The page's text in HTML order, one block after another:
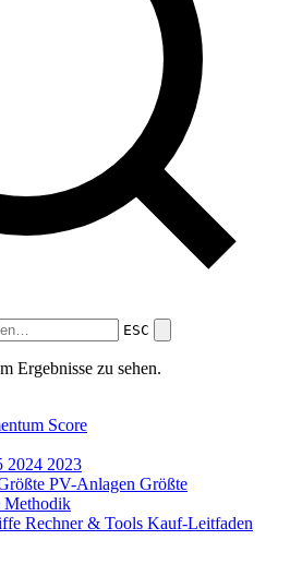
ESC
Ergebnisse zu sehen.
Score
2024 2023
PV-Anlagen Größte
Methodik
Rechner & Tools Kauf-Leitfaden